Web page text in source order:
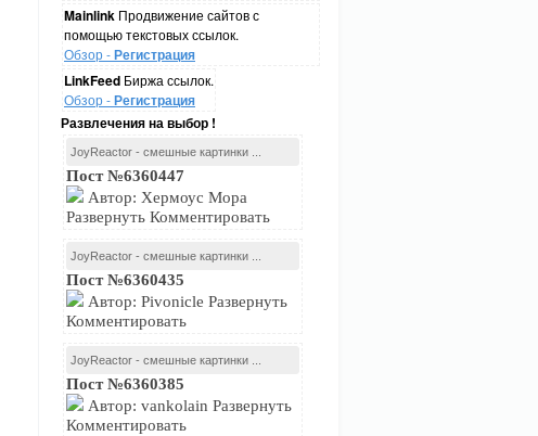
Mainlink Продвижение сайтов с
помощью текстовых ссылок.
Обзор -Регистрация
LinkFeed Биржа ссылок.
Обзор -Регистрация
Развлечения на выбор !
JoyReactor - смешные картинки ...
Пост №6360447
Автор: Хермоус Мора
Развернуть Комментировать
JoyReactor - смешные картинки ...
Пост №6360435
Автор: Pivonicle Развернуть
Комментировать
JoyReactor - смешные картинки ...
Пост №6360385
Автор: vankolain Развернуть
Комментировать